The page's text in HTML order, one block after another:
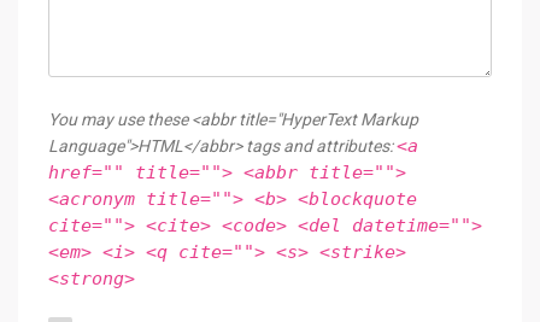
You may use these <abbr title="HyperText Markup
Language">HTML</abbr> tags and attributes:<a
href="" title=""> <abbr title="">
<acronym title=""> <b> <blockquote
cite=""> <cite> <code> <del datetime="">
<em> <i> <q cite=""> <s> <strike>
<strong>